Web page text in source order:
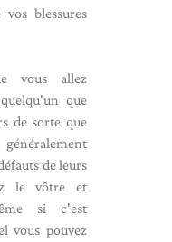
blessures
vous allez
que
de sorte que
de leurs
le vôtre et
si c'est
vous pouvez